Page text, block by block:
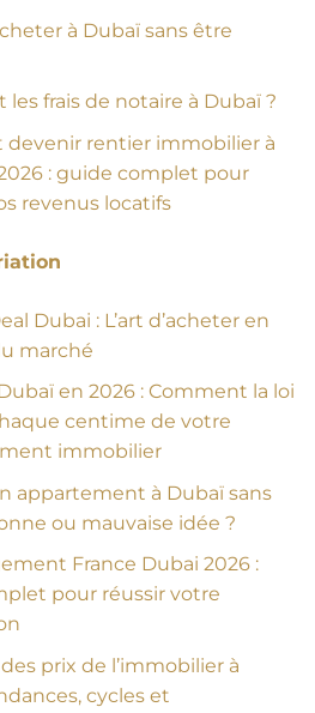
à Dubaï sans être
les frais de notaire à Dubaï ?
devenir rentier immobilier à
: guide complet pour
revenus locatifs
Dubai : L’art d’acheter en
marché
en 2026 : Comment la loi
centime de votre
immobilier
appartement à Dubaï sans
ou mauvaise idée ?
France Dubai 2026 :
pour réussir votre
prix de l’immobilier à
cycles et